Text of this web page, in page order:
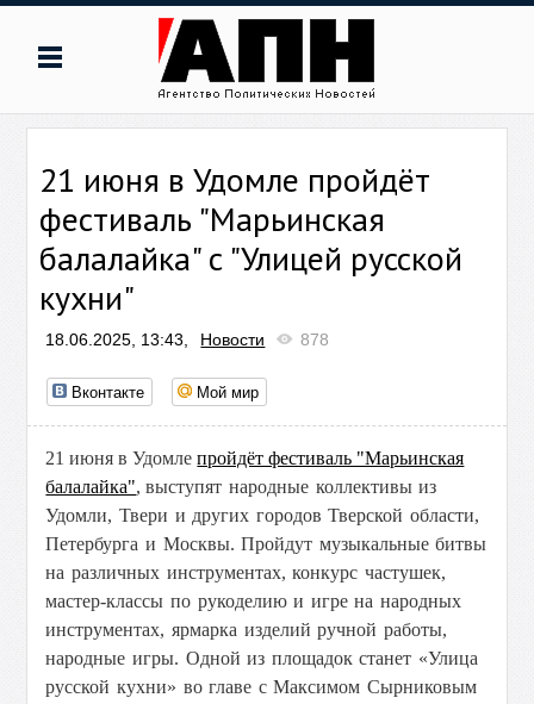
21 июня в Удомле пройдёт
фестиваль "Марьинская
балалайка" с "Улицей русской
кухни"
18.06.2025, 13:43, Новости 878
Вконтакте Мой мир
21 июня в Удомлепройдёт фестиваль "Марьинская
балалайка", выступят народные коллективы из
Удомли, Твери и других городов Тверской области,
Петербурга и Москвы. Пройдут музыкальные битвы
на различных инструментах, конкурс частушек,
мастер-классы по рукоделию и игре на народных
инструментах, ярмарка изделий ручной работы,
народные игры. Одной из площадок станет «Улица
русской кухни» во главе с Максимом Сырниковым